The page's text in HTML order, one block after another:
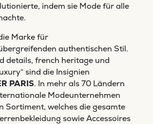
indem sie Mode für alle
Marke für
authentischen Stil.
details, french heritage und
sind die Insignien
PARIS. In mehr als 70 Ländern
Modeunternehmen
Sortiment, welches die gesamte
sowie Accessoires